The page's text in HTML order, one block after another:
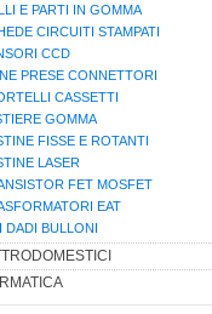
E PARTI IN GOMMA
CIRCUITI STAMPATI
CCD
PRESE CONNETTORI
CASSETTI
GOMMA
FISSE E ROTANTI
LASER
FET MOSFET
EAT
BULLONI